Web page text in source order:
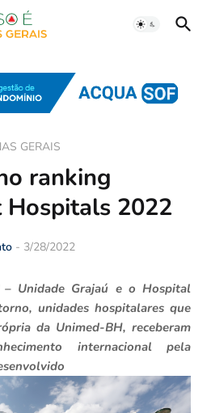
GERAIS
ranking
2022
- 3/28/2022
Unidade Grajaú e o Hospital
unidades hospitalares que
da Unimed-BH, receberam
internacional pela